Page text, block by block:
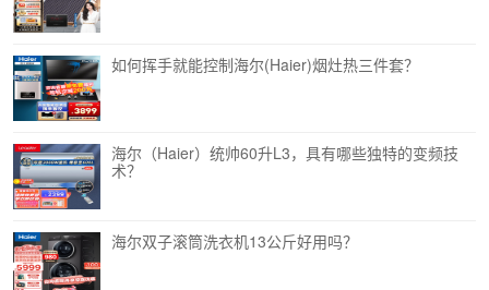
如何挥手就能控制海尔(Haier)烟灶热三件套？
海尔（Haier）统帅60升L3，具有哪些独特的变频技
术？
海尔双子滚筒洗衣机13公斤好用吗？